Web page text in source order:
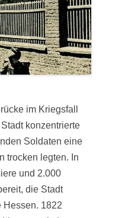
im Kriegsfall
konzentrierte
Soldaten eine
trocken legten. In
und 2.000
die Stadt
Hessen. 1822